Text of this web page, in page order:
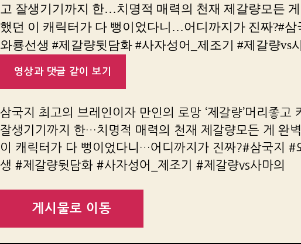
고 잘생기기까지 한…치명적 매력의 천재 제갈량모든
했던 이 캐릭터가 다 뻥이었다니…어디까지가 진짜?#삼
와룡선생 #제갈량뒷담화 #사자성어_제조기 #제갈량vs
영상과 댓글 같이 보기
삼국지 최고의 브레인이자 만인의 로망 ‘제갈량’머리좋고
잘생기기까지 한…치명적 매력의 천재 제갈량모든 게 완
이 캐릭터가 다 뻥이었다니…어디까지가 진짜?#삼국지 #
생 #제갈량뒷담화 #사자성어_제조기 #제갈량vs사마의
게시물로 이동